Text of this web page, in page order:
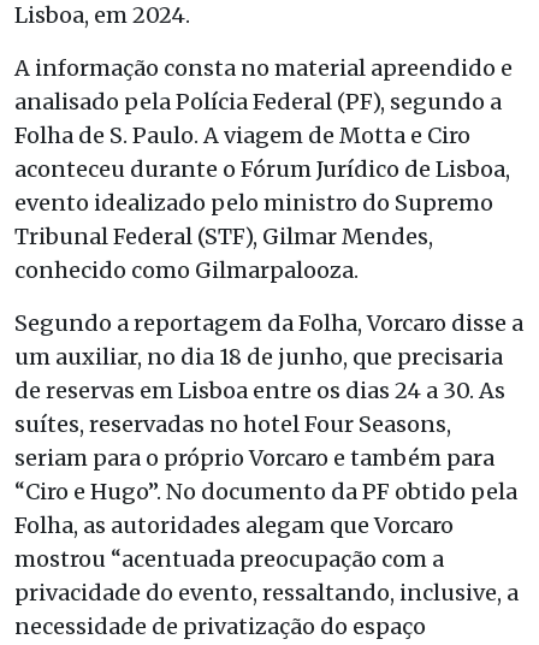
Lisboa, em 2024.
A informação consta no material apreendido e
analisado pela Polícia Federal (PF), segundo a
Folha de S. Paulo. A viagem de Motta e Ciro
aconteceu durante o Fórum Jurídico de Lisboa,
evento idealizado pelo ministro do Supremo
Tribunal Federal (STF), Gilmar Mendes,
conhecido como Gilmarpalooza.
Segundo a reportagem da Folha, Vorcaro disse a
um auxiliar, no dia 18 de junho, que precisaria
de reservas em Lisboa entre os dias 24 a 30. As
suítes, reservadas no hotel Four Seasons,
seriam para o próprio Vorcaro e também para
“Ciro e Hugo”. No documento da PF obtido pela
Folha, as autoridades alegam que Vorcaro
mostrou “acentuada preocupação com a
privacidade do evento, ressaltando, inclusive, a
necessidade de privatização do espaço